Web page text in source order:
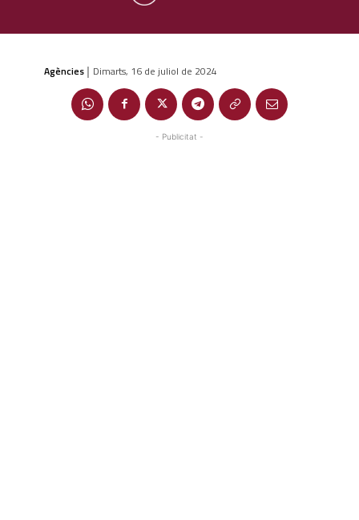
Agències | Dimarts, 16 de juliol de 2024
- Publicitat -